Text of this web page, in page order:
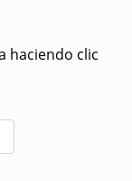
haciendo clic